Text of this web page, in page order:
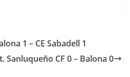
1 – CE Sabadell 1
Sanluqueño CF 0 – Balona 0